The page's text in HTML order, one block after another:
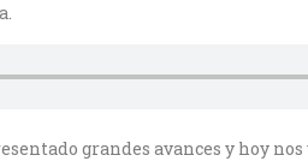
grandes avances y hoy